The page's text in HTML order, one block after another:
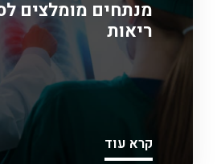
מנתחים מומלצים
ריאות
קרא עוד